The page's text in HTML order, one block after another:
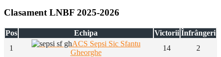
Clasament LNBF 2025-2026
Pos Echipa Victorii Înfrângeri
1
ACS Sepsi Sic Sfantu
Gheorghe
14 2